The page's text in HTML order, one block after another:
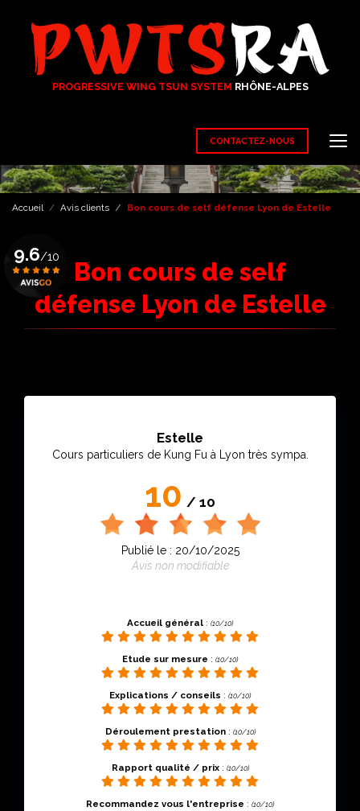
contenu
principal
PROGRESSIVE WING TSUN SYSTEM RHÔNE-ALPES
CONTACTEZ-NOUS
9.6/10
Voir le certificat
Accueil Avis clients Bon cours de self défense Lyon de Estelle
Bon cours de self
défense Lyon de Estelle
Estelle
Cours particuliers de Kung Fu à Lyon très sympa.
10 / 10
Publié le : 20/10/2025
Avis non modifiable
Accueil général : (10/10)
Etude sur mesure : (10/10)
Explications / conseils : (10/10)
Déroulement prestation: (10/10)
Rapport qualité / prix: (10/10)
Recommandez vous l'entreprise : (10/10)